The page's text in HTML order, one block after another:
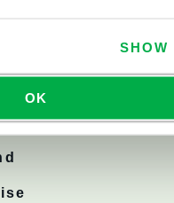
SHOW
OK